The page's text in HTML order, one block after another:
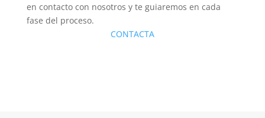
en contacto con nosotros y te guiaremos en cada
fase del proceso.
CONTACTA